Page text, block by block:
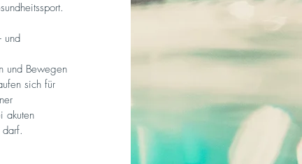
und
und Bewegen
sich für
akuten